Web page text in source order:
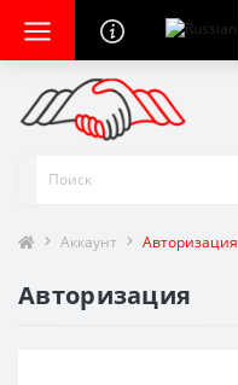
Аккаунт Авторизация
Авторизация